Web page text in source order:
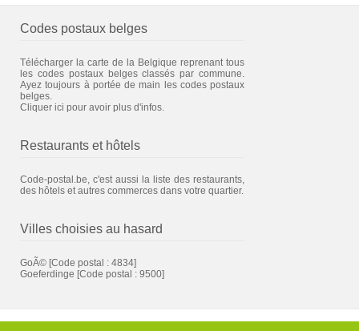
Codes postaux belges
Télécharger la carte de la Belgique reprenant tous
les codes postaux belges classés par commune.
Ayez toujours à portée de main les codes postaux
belges.
Cliquer ici pour avoir plus d'infos.
Restaurants et hôtels
Code-postal.be, c'est aussi la liste des restaurants,
des hôtels et autres commerces dans votre quartier.
Villes choisies au hasard
GoÃ© [Code postal : 4834]
Goeferdinge [Code postal : 9500]